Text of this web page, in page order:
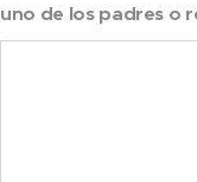
uno de los padres o